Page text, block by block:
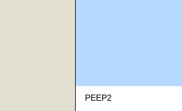
PEEP2